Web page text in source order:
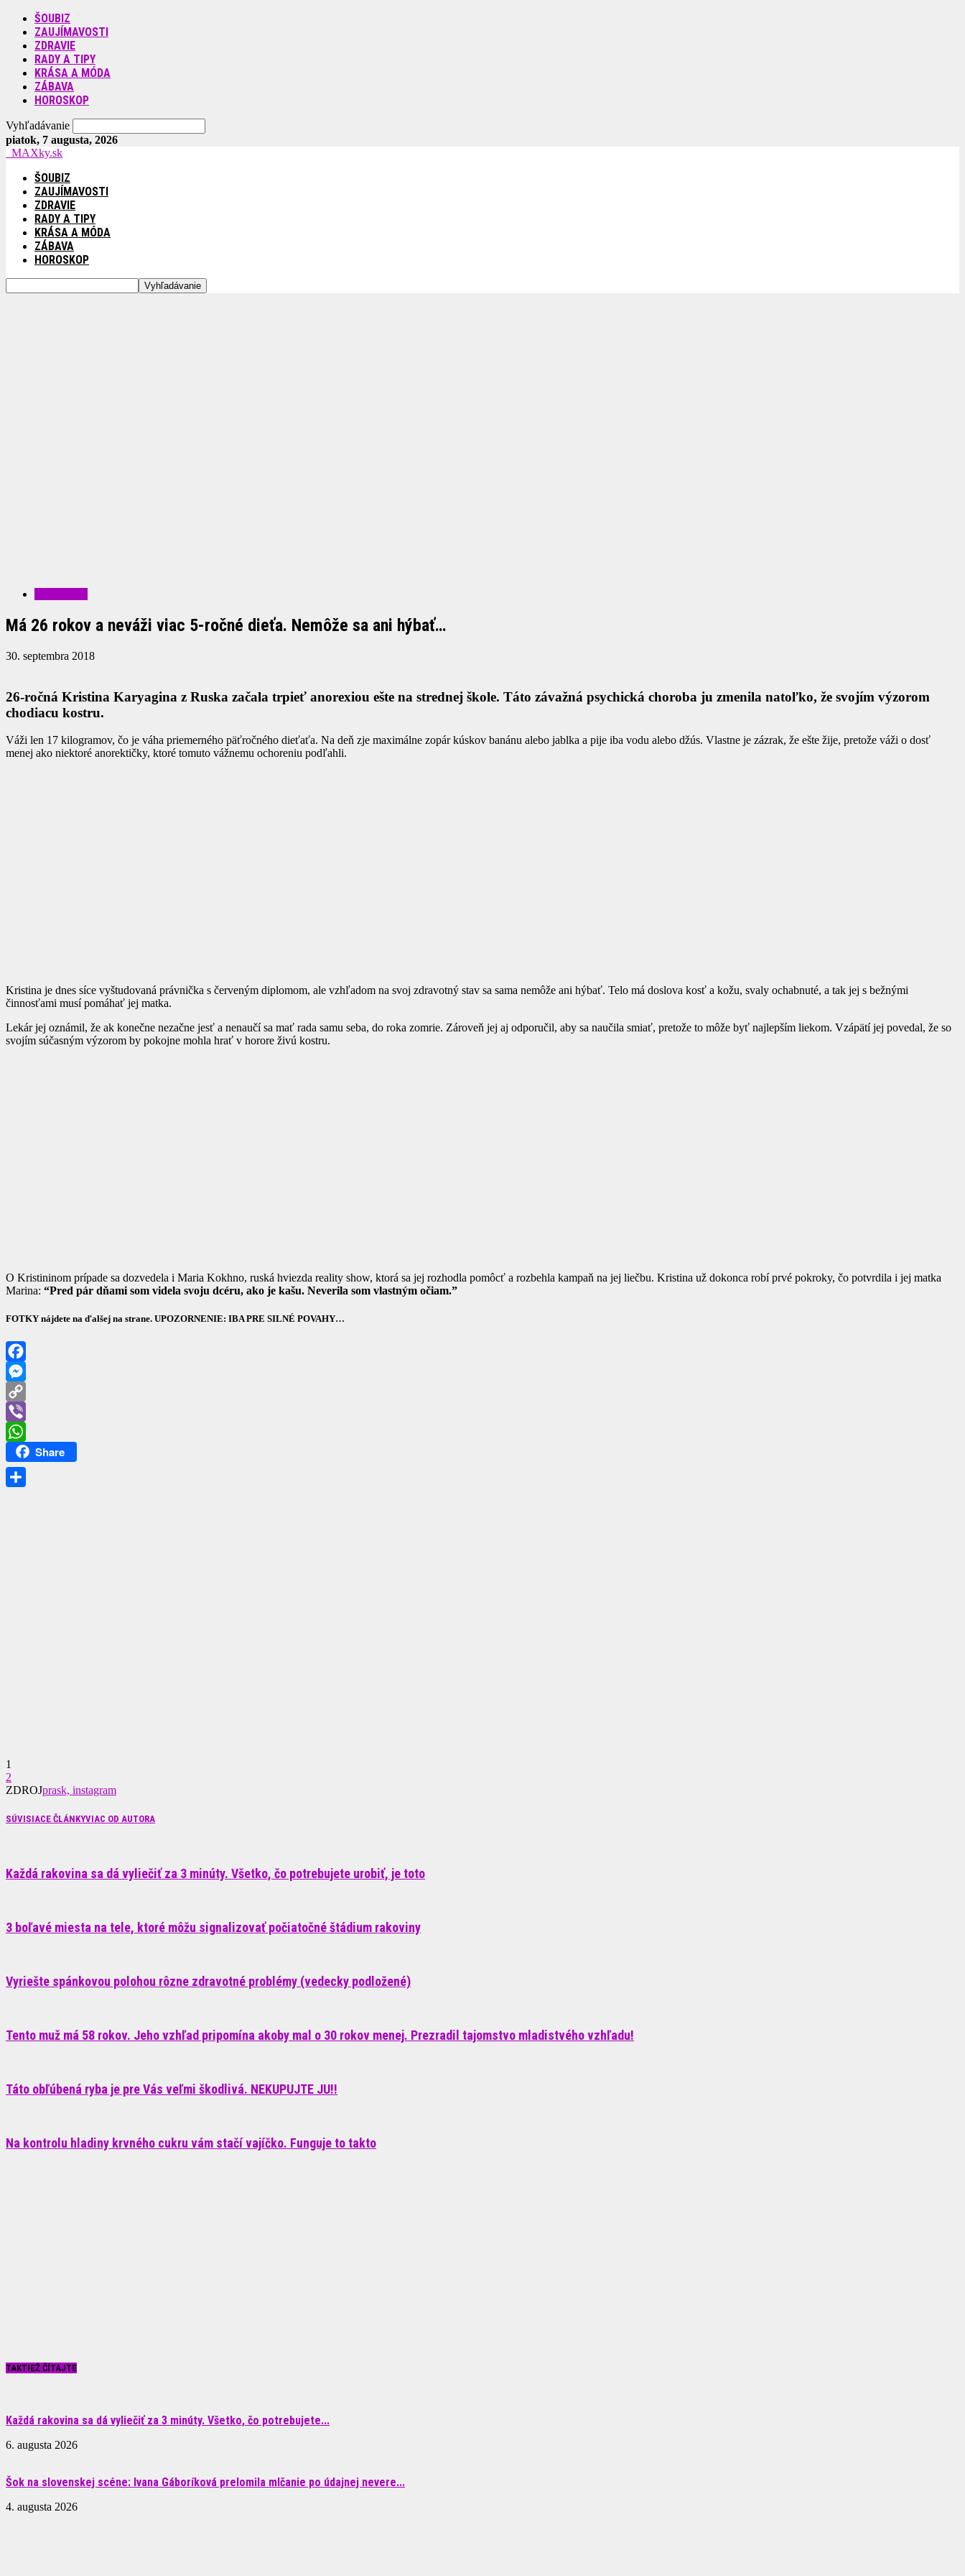
ŠOUBIZ
ZAUJÍMAVOSTI
ZDRAVIE
RADY A TIPY
KRÁSA A MÓDA
ZÁBAVA
HOROSKOP
Vyhľadávanie
piatok, 7 augusta, 2026
MAXky.sk
ŠOUBIZ
ZAUJÍMAVOSTI
ZDRAVIE
RADY A TIPY
KRÁSA A MÓDA
ZÁBAVA
HOROSKOP
Má 26 rokov a neváži viac 5-ročné dieťa. Nemôže sa ani hýbať…
30. septembra 2018
26-ročná Kristina Karyagina z Ruska začala trpieť anorexiou ešte na strednej škole. Táto závažná psychická choroba ju zmenila natoľko, že svojím výzorom
chodiacu kostru.
Váži len 17 kilogramov, čo je váha priemerného päťročného dieťaťa. Na deň zje maximálne zopár kúskov banánu alebo jablka a pije iba vodu alebo džús. Vlastne je zázrak, že ešte žije, pretože váži o dosť
menej ako niektoré anorektičky, ktoré tomuto vážnemu ochoreniu podľahli.
Kristina je dnes síce vyštudovaná právnička s červeným diplomom, ale vzhľadom na svoj zdravotný stav sa sama nemôže ani hýbať. Telo má doslova kosť a kožu, svaly ochabnuté, a tak jej s bežnými
činnosťami musí pomáhať jej matka.
Lekár jej oznámil, že ak konečne nezačne jesť a nenaučí sa mať rada samu seba, do roka zomrie. Zároveň jej aj odporučil, aby sa naučila smiať, pretože to môže byť najlepším liekom. Vzápätí jej povedal, že so
svojím súčasným výzorom by pokojne mohla hrať v horore živú kostru.
O Kristininom prípade sa dozvedela i Maria Kokhno, ruská hviezda reality show, ktorá sa jej rozhodla pomôcť a rozbehla kampaň na jej liečbu. Kristina už dokonca robí prvé pokroky, čo potvrdila i jej matka
Marina: “Pred pár dňami som videla svoju dcéru, ako je kašu. Neverila som vlastným očiam.”
FOTKY nájdete na ďalšej na strane. UPOZORNENIE: IBA PRE SILNÉ POVAHY…
Facebook
Messenger
Copy
Link
Viber
WhatsApp
Share
1
2
ZDROJprask, instagram
SÚVISIACE ČLÁNKYVIAC OD AUTORA
Každá rakovina sa dá vyliečiť za 3 minúty. Všetko, čo potrebujete urobiť, je toto
3 boľavé miesta na tele, ktoré môžu signalizovať počiatočné štádium rakoviny
Vyriešte spánkovou polohou rôzne zdravotné problémy (vedecky podložené)
Tento muž má 58 rokov. Jeho vzhľad pripomína akoby mal o 30 rokov menej. Prezradil tajomstvo mladistvého vzhľadu!
Táto obľúbená ryba je pre Vás veľmi škodlivá. NEKUPUJTE JU!!
Na kontrolu hladiny krvného cukru vám stačí vajíčko. Funguje to takto
TAKTIEŽ ČÍTAJTE
Každá rakovina sa dá vyliečiť za 3 minúty. Všetko, čo potrebujete...
6. augusta 2026
Šok na slovenskej scéne: Ivana Gáboríková prelomila mlčanie po údajnej nevere...
4. augusta 2026